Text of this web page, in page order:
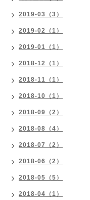
2019-03（3）
2019-02（1）
2019-01（1）
2018-12（1）
2018-11（1）
2018-10（1）
2018-09（2）
2018-08（4）
2018-07（2）
2018-06（2）
2018-05（5）
2018-04（1）